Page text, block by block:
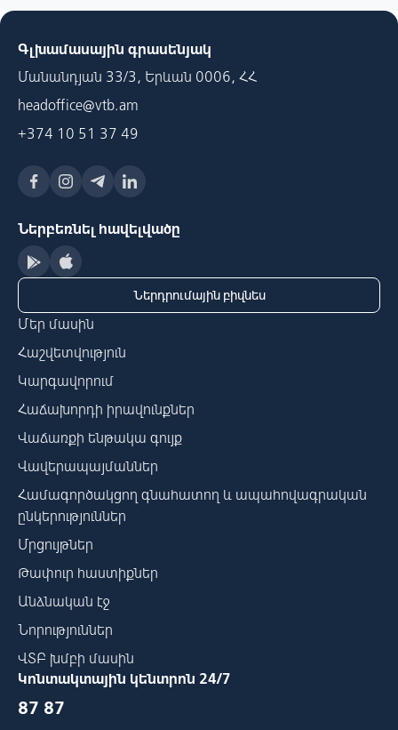
Գլխամասային գրասենյակ
Մանանդյան 33/3, Երևան 0006, ՀՀ
headoffice@vtb.am
+374 10 51 37 49
Ներբեռնել հավելվածը
Ներդրումային բիզնես
Մեր մասին
Հաշվետվություն
Կարգավորում
Հաճախորդի իրավունքներ
Վաճառքի ենթակա գույք
Վավերապայմաններ
Համագործակցող գնահատող և ապահովագրական
ընկերություններ
Մրցույթներ
Թափուր հաստիքներ
Անձնական էջ
Նորություններ
ՎՏԲ խմբի մասին
Կոնտակտային կենտրոն 24/7
87 87